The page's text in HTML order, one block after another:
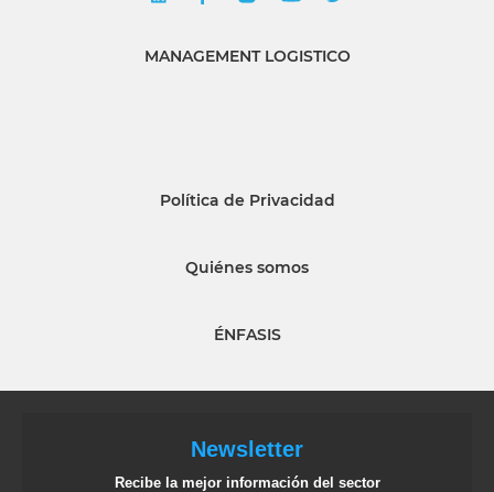
MANAGEMENT LOGISTICO
Política de Privacidad
Quiénes somos
ÉNFASIS
Newsletter
Recibe la mejor información del sector